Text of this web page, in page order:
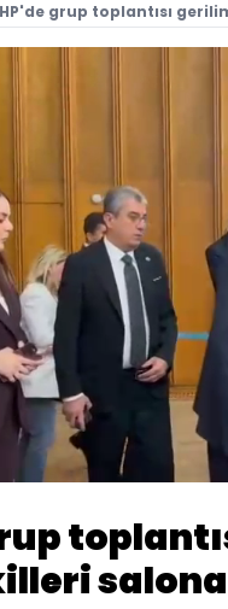
grup toplantısı